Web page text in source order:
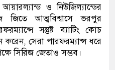
ও নিউজিল্যান্ডের
জিতে আত্মবিশ্বাসে ভরপুর
সন্তুষ্ট ব্যাটিং কোচ
সেরা পারফরম্যান্স ধরে
সিরিজ জেতাও সম্ভব।